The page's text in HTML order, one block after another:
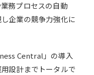
務プロセスの自動
企業の競争力強化に
Central」の導入
設計までトータルで